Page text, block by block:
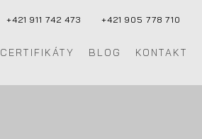
CERTIFIKÁTY BLOG KONTAKT
+421 911 742 473 +421 905 778 710